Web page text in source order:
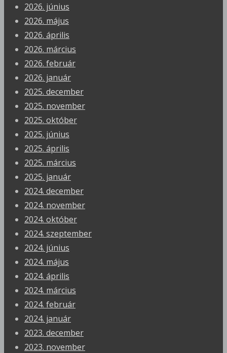
2026. június
2026. május
2026. április
2026. március
2026. február
2026. január
2025. december
2025. november
2025. október
2025. június
2025. április
2025. március
2025. január
2024. december
2024. november
2024. október
2024. szeptember
2024. június
2024. május
2024. április
2024. március
2024. február
2024. január
2023. december
2023. november